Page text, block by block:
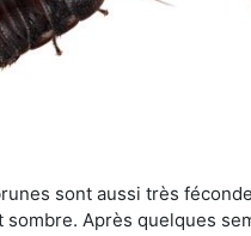
sont aussi très
Après quelques